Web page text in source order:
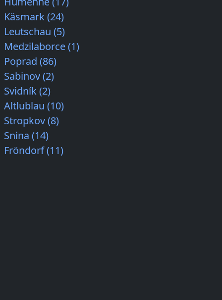
Käsmark (24)
Leutschau (5)
Medzilaborce (1)
Poprad (86)
Sabinov (2)
Svidník (2)
Altlublau (10)
Stropkov (8)
Snina (14)
Fröndorf (11)